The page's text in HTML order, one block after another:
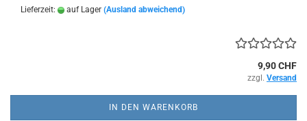
Lieferzeit: auf Lager (Ausland abweichend)
9,90 CHF
zzgl. Versand
IN DEN WARENKORB